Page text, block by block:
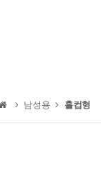
남성용 홀컵형